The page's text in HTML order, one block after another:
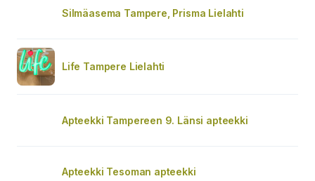
Silmäasema Tampere, Prisma Lielahti
Life Tampere Lielahti
Apteekki Tampereen 9. Länsi apteekki
Apteekki Tesoman apteekki